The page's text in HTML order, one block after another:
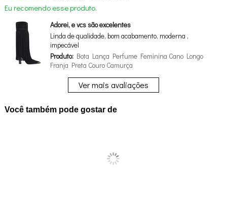
Eu recomendo esse produto.
Adorei, e vcs são excelentes
Linda de qualidade, bom acabamento, moderna ,
impecável
Produto:Bota Lança Perfume Feminina Cano Longo
Franja Preta Couro Camurça
Ver mais avaliações
Você também pode gostar de